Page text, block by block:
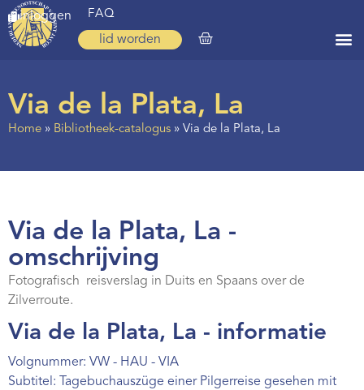
inloggen FAQ
lid worden
Zoeken
Ervaringen
Regio’s
Webshop
Via de la Plata, La
Home » Bibliotheek-catalogus » Via de la Plata, La
Via de la Plata, La -
omschrijving
Fotografisch reisverslag in Duits en Spaans over de
Zilverroute.
Via de la Plata, La - informatie
Volgnummer: VW - HAU - VIA
Subtitel: Tagebuchauszüge einer Pilgerreise gesehen mit